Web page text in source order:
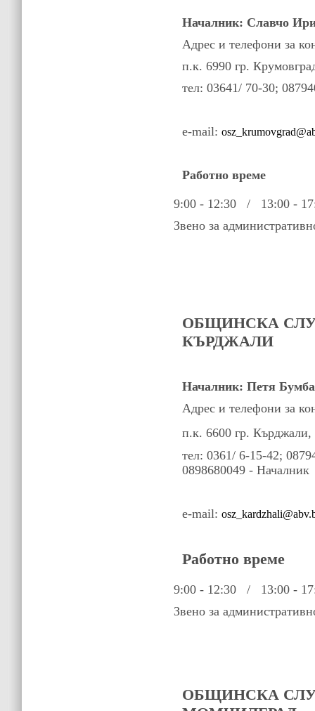
Началник: Славчо
Адрес и телефони за
п.к. 6990 гр.
тел: 03641/ 70-30;
e-mail:
Работно време
9:00 - 12:30 / 13:00 -
Звено за
ОБЩИНСКА
КЪРДЖАЛИ
Началник:Петя
Адрес и телефони за
п.к. 6600 гр. Кърджали,
тел: 0361/ 6-15-42;
0898680049 - Началник
e-mail:osz_kardzhali@abv.
Работно време
9:00 - 12:30 / 13:00 -
Звено за
ОБЩИНСКА